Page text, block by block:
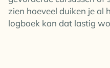
zien hoeveel duiken je al
logboek kan dat lastig